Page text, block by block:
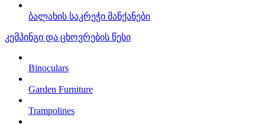
ბალახის საკრეჭი მანქანები
კემპინგი და ცხოვრების წესი
Binoculars
Garden Furniture
Trampolines